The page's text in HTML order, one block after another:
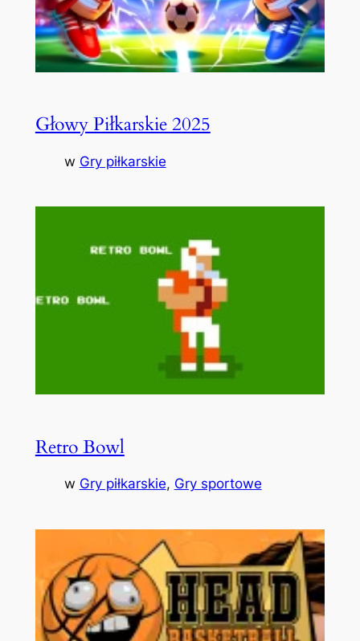
Głowy Piłkarskie 2025
w Gry piłkarskie
Retro Bowl
w Gry piłkarskie, Gry sportowe